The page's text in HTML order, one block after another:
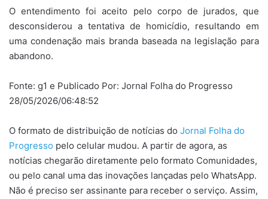
O entendimento foi aceito pelo corpo de jurados, que
desconsiderou a tentativa de homicídio, resultando em
uma condenação mais branda baseada na legislação para
abandono.
Fonte: g1 e Publicado Por: Jornal Folha do Progresso
28/05/2026/06:48:52
O formato de distribuição de notícias do Jornal Folha do
Progresso pelo celular mudou. A partir de agora, as
notícias chegarão diretamente pelo formato Comunidades,
ou pelo canal uma das inovações lançadas pelo WhatsApp.
Não é preciso ser assinante para receber o serviço. Assim,